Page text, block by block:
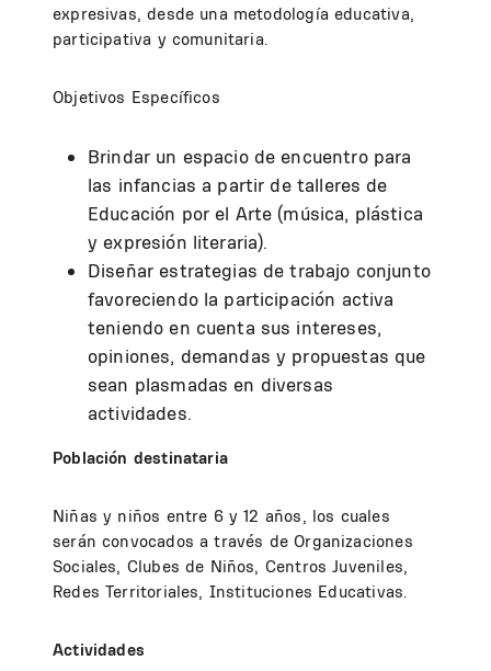
expresivas, desde una metodología educativa,
participativa y comunitaria.
Objetivos Específicos
Brindar un espacio de encuentro para
las infancias a partir de talleres de
Educación por el Arte (música, plástica
y expresión literaria).
Diseñar estrategias de trabajo conjunto
favoreciendo la participación activa
teniendo en cuenta sus intereses,
opiniones, demandas y propuestas que
sean plasmadas en diversas
actividades.
Población destinataria
Niñas y niños entre 6 y 12 años, los cuales
serán convocados a través de Organizaciones
Sociales, Clubes de Niños, Centros Juveniles,
Redes Territoriales, Instituciones Educativas.
Actividades